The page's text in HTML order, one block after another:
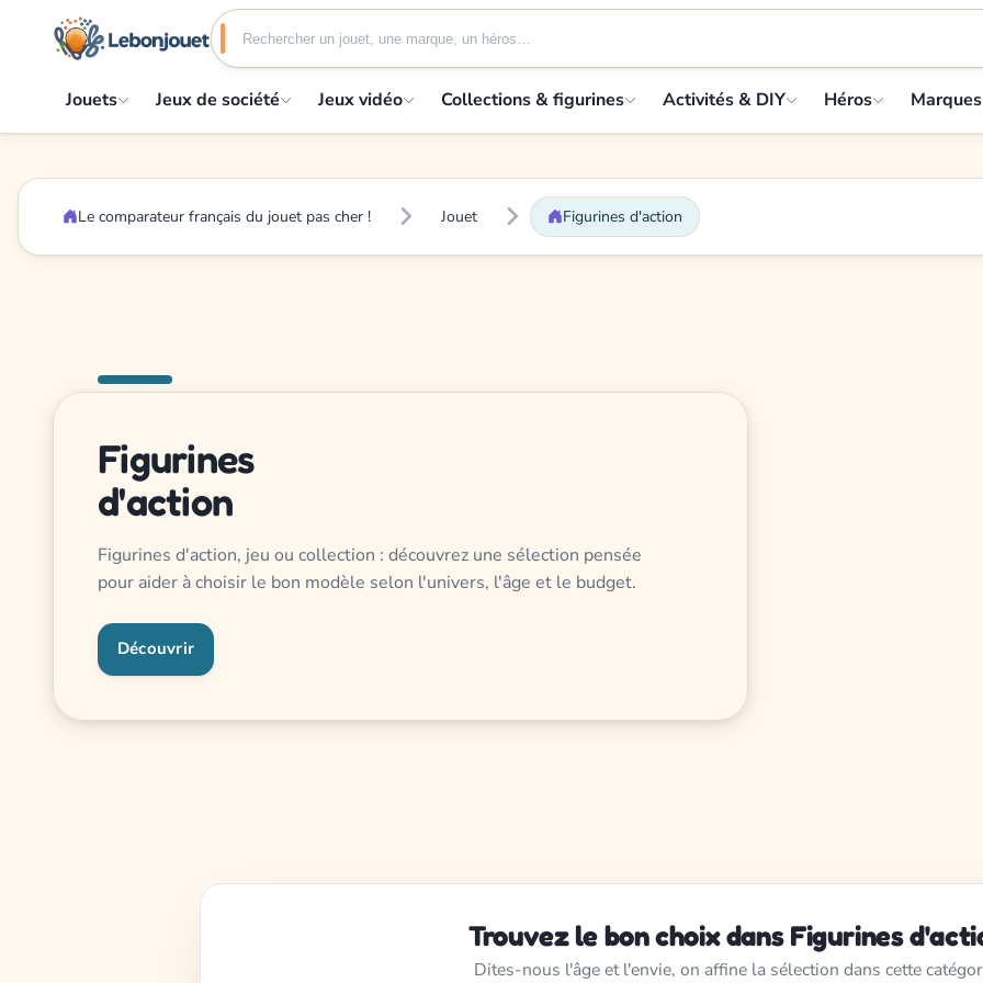
Jouets Jeux de société Jeux vidéo Collections & figurines Activités & DIY Héros Marques
Le comparateur français du jouet pas cher ! Jouet Figurines d'action
Figurines
d'action
Figurines d'action, jeu ou collection : découvrez une sélection pensée
pour aider à choisir le bon modèle selon l'univers, l'âge et le budget.
Découvrir
Trouvez le bon choix dans Figurines
Dites-nous l'âge et l'envie, on affine la sélection dans cette